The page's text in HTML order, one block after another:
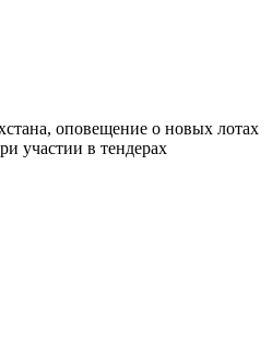
оповещение о новых лотах
участии в тендерах